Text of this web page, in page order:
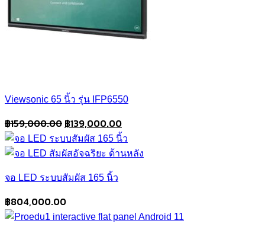
Viewsonic 65 นิ้ว รุ่น IFP6550
฿159,000.00 Original
price
was:
฿139,000.00Current
price
is:
จอ LED ระบบสัมผัส 165 นิ้ว
฿804,000.00